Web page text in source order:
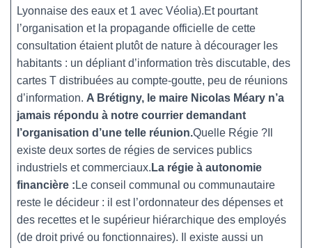
Lyonnaise des eaux et 1 avec Véolia).Et pourtant
l’organisation et la propagande officielle de cette
consultation étaient plutôt de nature à décourager les
habitants : un dépliant d’information très discutable, des
cartes T distribuées au compte-goutte, peu de réunions
d’information. A Brétigny, le maire Nicolas Méary n’a
jamais répondu à notre courrier demandant
l’organisation d’une telle réunion.Quelle Régie ?Il
existe deux sortes de régies de services publics
industriels et commerciaux. La régie à autonomie
financière : Le conseil communal ou communautaire
reste le décideur : il est l’ordonnateur des dépenses et
des recettes et le supérieur hiérarchique des employés
(de droit privé ou fonctionnaires). Il existe aussi un